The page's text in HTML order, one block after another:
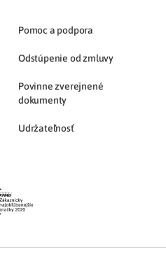
Pomoc a podpora
Odstúpenie od zmluvy
Povinne zverejnené
dokumenty
Udržateľnosť